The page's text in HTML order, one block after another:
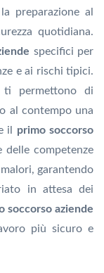
preparazione al
quotidiana.
specifici per
e ai rischi tipici.
ti permettono di
al contempo una
il primo soccorso
competenze
garantendo
in attesa dei
soccorso aziende
più sicuro e